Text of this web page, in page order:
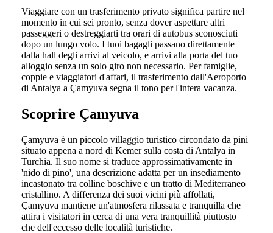
Viaggiare con un trasferimento privato significa partire nel
momento in cui sei pronto, senza dover aspettare altri
passeggeri o destreggiarti tra orari di autobus sconosciuti
dopo un lungo volo. I tuoi bagagli passano direttamente
dalla hall degli arrivi al veicolo, e arrivi alla porta del tuo
alloggio senza un solo giro non necessario. Per famiglie,
coppie e viaggiatori d'affari, il trasferimento dall'Aeroporto
di Antalya a Çamyuva segna il tono per l'intera vacanza.
Scoprire Çamyuva
Çamyuva è un piccolo villaggio turistico circondato da pini
situato appena a nord di Kemer sulla costa di Antalya in
Turchia. Il suo nome si traduce approssimativamente in
'nido di pino', una descrizione adatta per un insediamento
incastonato tra colline boschive e un tratto di Mediterraneo
cristallino. A differenza dei suoi vicini più affollati,
Çamyuva mantiene un'atmosfera rilassata e tranquilla che
attira i visitatori in cerca di una vera tranquillità piuttosto
che dell'eccesso delle località turistiche.